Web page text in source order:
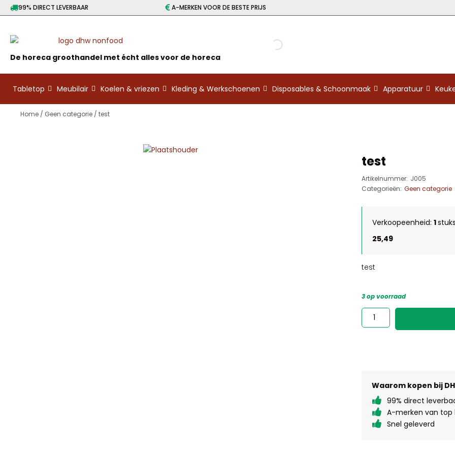
99% DIRECT LEVERBAAR A-MERKEN VOOR DE BESTE PRIJS
De horeca groothandel met écht alles voor de horeca
Tabletop Meubilair Koelen & vriezen Kleding & Werkschoenen Disposables & Schoonmaak Apparatuur
Home / Geen categorie / test
test
Artikelnummer: J005
Categorieën: Geen categorie
Verkoopeenheid: 1
25,49
test
3 op voorraad
aantal
Waarom kopen bij
99% direct
A-merken van top
Snel geleverd